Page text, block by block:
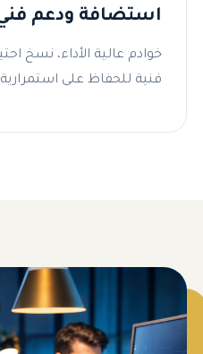
استضافة ودعم
خوادم عالية الأداء، نسخ
فنية للحفاظ على